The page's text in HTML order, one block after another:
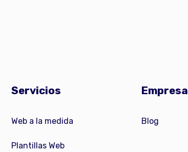
Servicios
Web a la medida
Plantillas Web
Empresa
Blog